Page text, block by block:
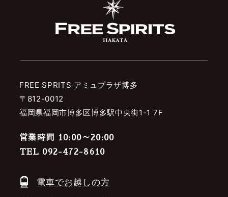
FREE SPRITS アミュプラザ博多
〒812-0012
福岡県福岡市博多区博多駅中央街1-1 7F
営業時間 10:00～20:00
TEL 092-472-8610
電車でお越しの方